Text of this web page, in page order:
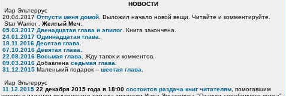
НОВОСТИ
Иар Эльтеррус
20.04.2017 Отпусти меня домой . Выложил начало новой вещи. Читайте и комментируйте.
Star Warrior . Желтый Меч:
05.03.2017 Двенадцатая глава и эпилог . Книга закончена.
24.01.2017 Одиннадцатая глава
18.11.2016 Десятая глава
07.10.2016 Девятая глава
22.08.2016 Восьмая глава . Жду тапок и комментов.
09.03.2016 Добавлена седьмая глава
31.12.2015 Маленький подарок – шестая глава
Иар Эльтеррус
11.12.2015 22 декабря 2015 года в 18:00 состоится раздача книг читателям , помогавшим